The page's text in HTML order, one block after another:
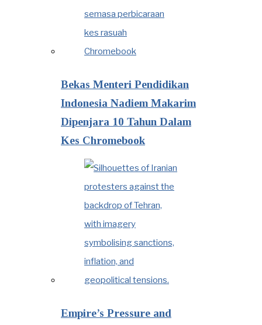
Bekas Menteri Pendidikan
Indonesia Nadiem Makarim
Dipenjara 10 Tahun Dalam
Kes Chromebook
Empire’s Pressure and